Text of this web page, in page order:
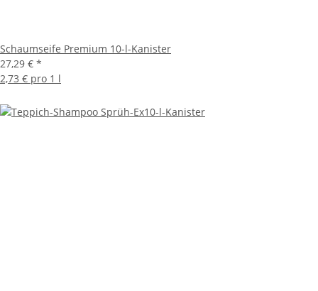
Schaumseife Premium 10-l-Kanister
27,29 € *
2,73 € pro 1 l